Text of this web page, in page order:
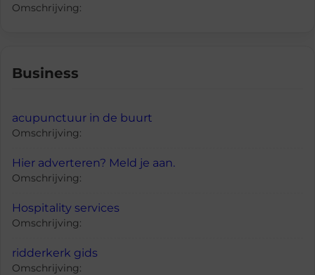
Omschrijving:
Business
acupunctuur in de buurt
Omschrijving:
Hier adverteren? Meld je aan.
Omschrijving:
Hospitality services
Omschrijving:
ridderkerk gids
Omschrijving: